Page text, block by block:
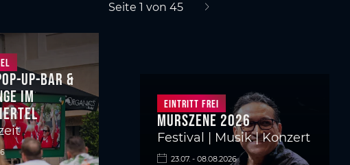
Seite 1 von 45 nächste Seite
up-Bar &
im
Eintritt frei
Murszene 2026
Festival | Musik | Konzert
23.07. - 08.08.2026